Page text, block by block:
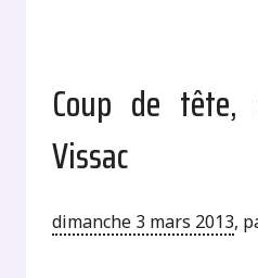
Coup de tête,
Vissac
dimanche 3 mars 2013,